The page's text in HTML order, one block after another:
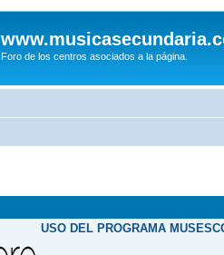
Foro de los centros asociados a la página.
USO DEL PROGRAMA